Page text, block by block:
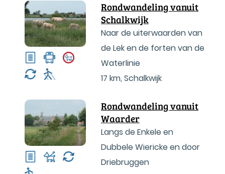
Rondwandeling vanuit
Schalkwijk
Naar de uiterwaarden van
de Lek en de forten van de
Waterlinie
17 km, Schalkwijk
Rondwandeling vanuit
Waarder
Langs de Enkele en
Dubbele Wiericke en door
Driebruggen